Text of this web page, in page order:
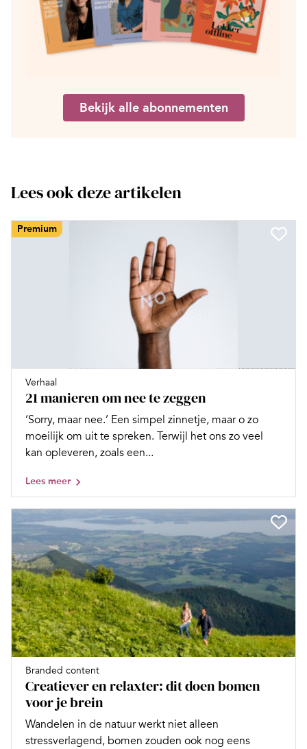
Bekijk alle abonnementen
Lees ook deze artikelen
Premium
Verhaal
21 manieren om nee te zeggen
‘Sorry, maar nee.’ Een simpel zinnetje, maar o zo
moeilijk om uit te spreken. Terwijl het ons zo veel
kan opleveren, zoals een...
Lees meer
Branded content
Creatiever en relaxter: dit doen bomen
voor je brein
Wandelen in de natuur werkt niet alleen
stressverlagend, bomen zouden ook nog eens